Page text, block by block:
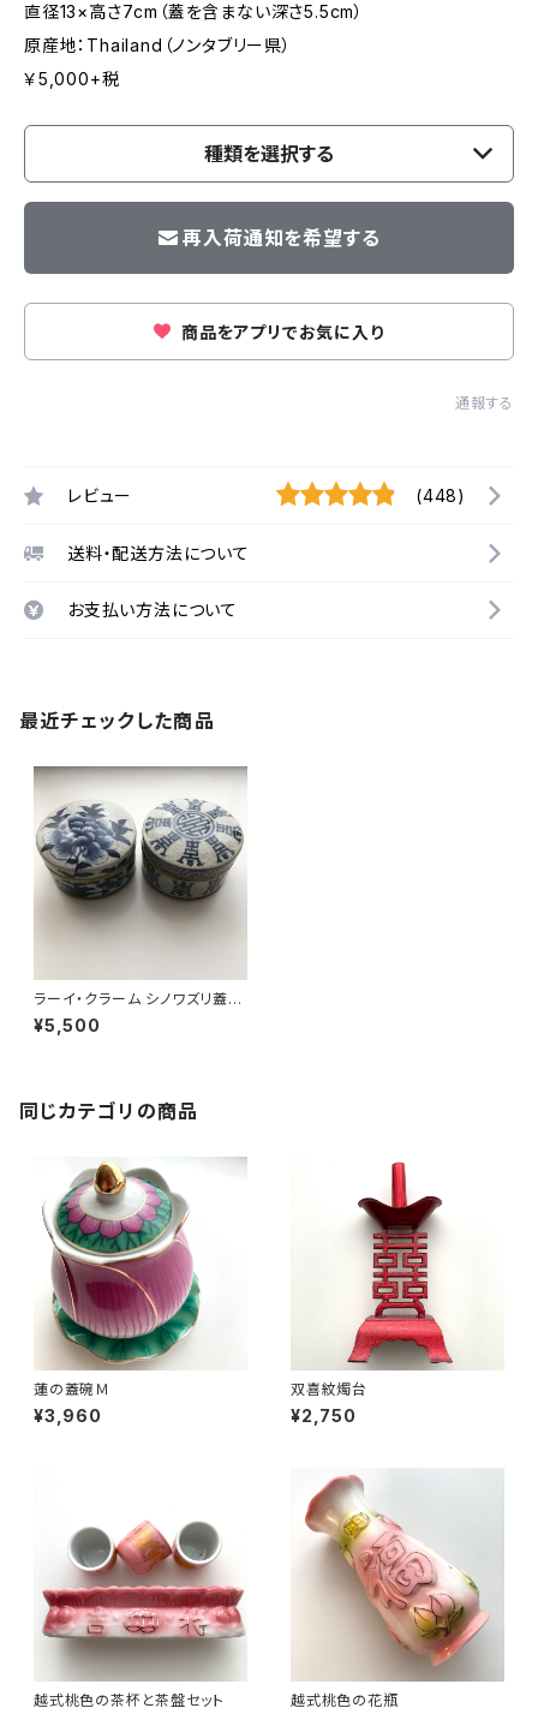
直径13×高さ7cm（蓋を含まない深さ5.5cm）
原産地：Thailand（ノンタブリー県）
￥5,000+税
種類を選択する
再入荷通知を希望する
商品をアプリでお気に入り
通報する
レビュー (448)
送料・配送方法について
お支払い方法について
最近チェックした商品
ラーイ・クラーム シノワズリ蓋付
壺
¥5,500
同じカテゴリの商品
蓮の蓋碗Ｍ
¥3,960
双喜紋燭台
¥2,750
越式桃色の茶杯と茶盤セット 越式桃色の花瓶